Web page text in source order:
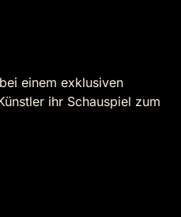
einem exklusiven
ihr Schauspiel zum